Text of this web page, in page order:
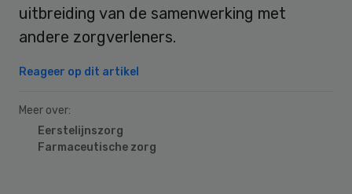
uitbreiding van de samenwerking met
andere zorgverleners.
Reageer op dit artikel
Meer over:
Eerstelijnszorg
Farmaceutische zorg